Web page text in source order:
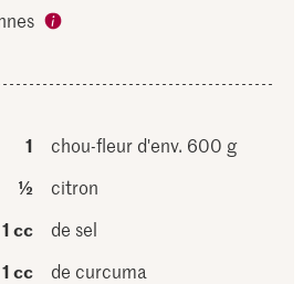
1
chou-fleur d'env. 600 g
½
citron
1 cc
de sel
1 cc
de curcuma